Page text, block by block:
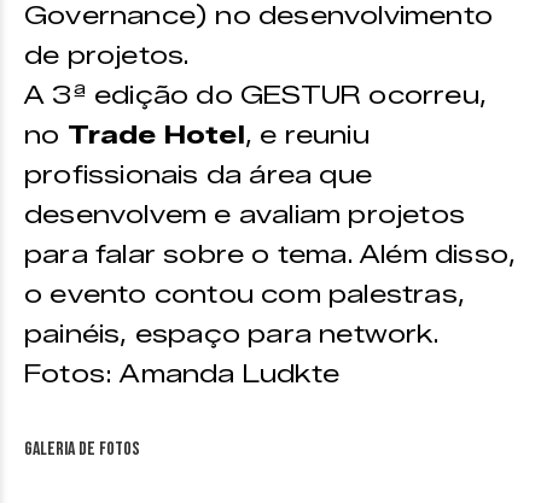
Governance) no desenvolvimento
de projetos.
A 3ª edição do GESTUR ocorreu,
no Trade Hotel, e reuniu
profissionais da área que
desenvolvem e avaliam projetos
para falar sobre o tema. Além disso,
o evento contou com palestras,
painéis, espaço para network.
Fotos: Amanda Ludkte
Galeria de fotos